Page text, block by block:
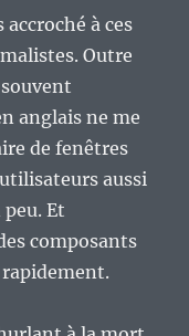
à ces
Outre
anglais ne me
de fenêtres
aussi
Et
composants